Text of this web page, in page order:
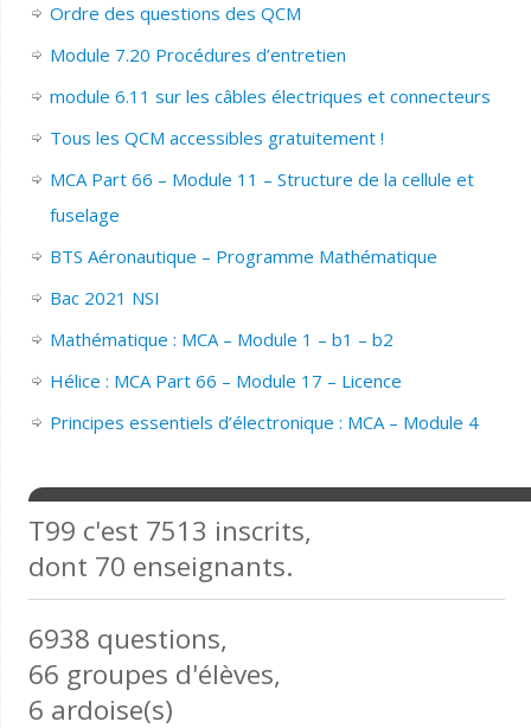
Ordre des questions des QCM
Module 7.20 Procédures d’entretien
module 6.11 sur les câbles électriques et connecteurs
Tous les QCM accessibles gratuitement !
MCA Part 66 – Module 11 – Structure de la cellule et
fuselage
BTS Aéronautique – Programme Mathématique
Bac 2021 NSI
Mathématique : MCA – Module 1 – b1 – b2
Hélice : MCA Part 66 – Module 17 – Licence
Principes essentiels d’électronique : MCA – Module 4
T99 c'est 7513 inscrits,
dont 70 enseignants.
6938 questions,
66 groupes d'élèves,
6 ardoise(s)